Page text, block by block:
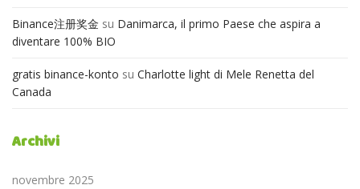
Binance注册奖金 su Danimarca, il primo Paese che aspira a
diventare 100% BIO
gratis binance-konto su Charlotte light di Mele Renetta del
Canada
Archivi
novembre 2025